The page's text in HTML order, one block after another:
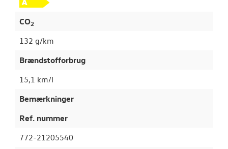
CO2
132 g/km
Brændstofforbrug
15,1 km/l
Bemærkninger
Ref. nummer
772-21205540